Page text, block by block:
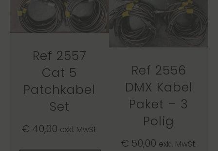
Ref 2557
Cat 5
Patchkabel
Set
€ 40,00 exkl. MwSt.
Ref 2556
DMX Kabel
Paket – 3
Polig
€ 50,00 exkl. MwSt.